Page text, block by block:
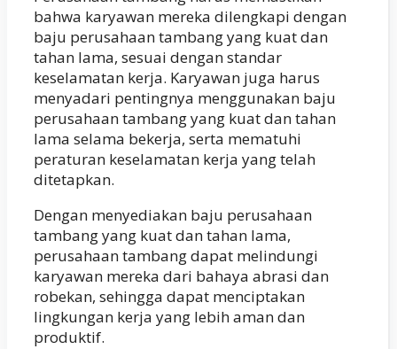
bahwa karyawan mereka dilengkapi dengan
baju perusahaan tambang yang kuat dan
tahan lama, sesuai dengan standar
keselamatan kerja. Karyawan juga harus
menyadari pentingnya menggunakan baju
perusahaan tambang yang kuat dan tahan
lama selama bekerja, serta mematuhi
peraturan keselamatan kerja yang telah
ditetapkan.
Dengan menyediakan baju perusahaan
tambang yang kuat dan tahan lama,
perusahaan tambang dapat melindungi
karyawan mereka dari bahaya abrasi dan
robekan, sehingga dapat menciptakan
lingkungan kerja yang lebih aman dan
produktif.